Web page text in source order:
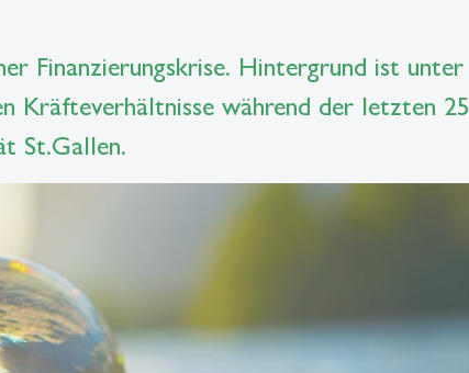
Finanzierungskrise. Hintergrund ist unter
Kräfteverhältnisse während der letzten 25
St.Gallen.